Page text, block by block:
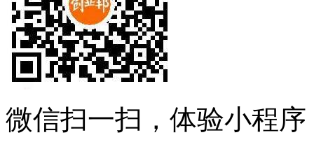
微信扫一扫，体验小程序